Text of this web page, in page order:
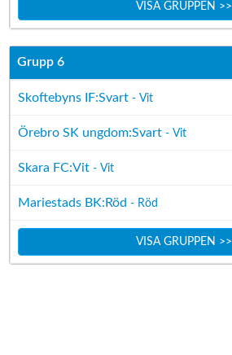
VISA GRUPPEN >>
Grupp 6
Skoftebyns IF:Svart - Vit
Örebro SK ungdom:Svart - Vit
Skara FC:Vit - Vit
Mariestads BK:Röd - Röd
VISA GRUPPEN >>